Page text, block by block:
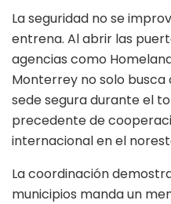
La seguridad no se
entrena. Al abrir las
agencias como
Monterrey no solo
sede segura durante el
precedente de
internacional en el
La coordinación
municipios manda un